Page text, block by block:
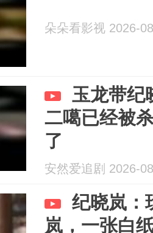
朵朵看影视 2026-
玉龙带纪
二噶已经被
了
安然爱追剧 2026-
纪晓岚：
岚，一张白